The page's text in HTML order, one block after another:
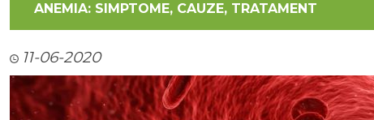
ANEMIA: SIMPTOME, CAUZE, TRATAMENT
11-06-2020